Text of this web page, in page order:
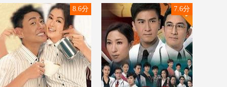
8.6分 7.6分